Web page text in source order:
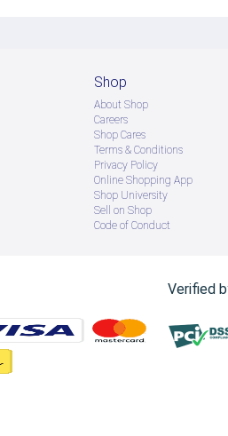
Shop
About Shop
Careers
Shop Cares
Terms & Conditions
Privacy Policy
Online Shopping App
Shop University
Sell on Shop
Code of Conduct
Verified